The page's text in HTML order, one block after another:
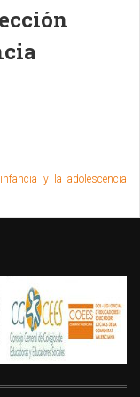
y la adolescencia